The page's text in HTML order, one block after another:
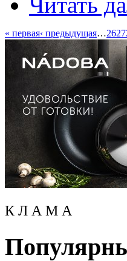
« первая‹ предыдущая…2627
К Л А М А